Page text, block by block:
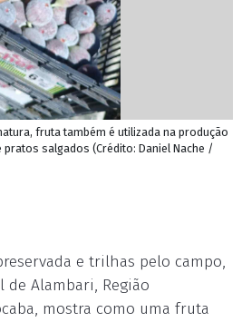
fruta também é utilizada na produção
salgados (Crédito: Daniel Nache /
e trilhas pelo campo,
Alambari, Região
mostra como uma fruta